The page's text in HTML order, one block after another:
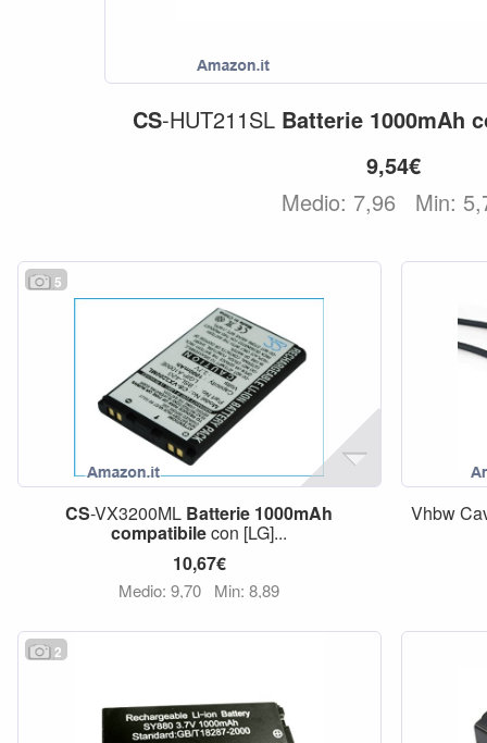
CS-HUT211SL Batterie 1000mAh
9,54€
Medio: 7,96
Min:
5
CS-VX3200ML Batterie 1000mAh
compatibilecon [LG]...
10,67€
Medio: 9,70 Min: 8,89
Vhbw
2